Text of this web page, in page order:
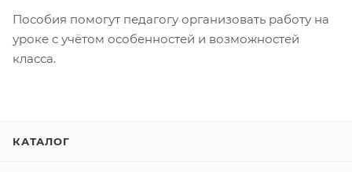
Пособия помогут педагогу организовать работу на
уроке с учётом особенностей и возможностей
класса.
КАТАЛОГ